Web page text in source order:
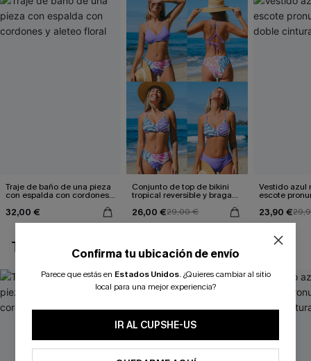
Traje de baño de una pieza
con espalda con cordones y
32,00 €
Conjunto de top de bikini
tropical reversible y braga
26,00 €29,00 €
Vestido azul
escote
23,90 €
TAMBIÉN TE PUEDE GUSTAR
Confirma tu ubicación de envío
Parece que estás en Estados Unidos. ¿Quieres cambiar al sitio
local para una mejor experiencia?
IR AL CUPSHE-US